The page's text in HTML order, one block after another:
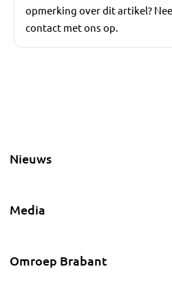
opmerking over dit artikel?
contact met ons op.
Nieuws
Media
Omroep Brabant